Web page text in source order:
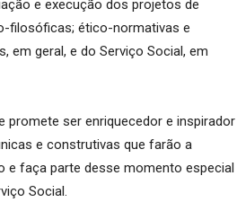
e execução dos projetos de
filosóficas; ético-normativas e
em geral, e do Serviço Social, em
promete ser enriquecedor e inspirador
e construtivas que farão a
e faça parte desse momento especial
Social.